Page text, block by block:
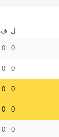
ل ف
0
0
0
0
0
0
0
0
0
0